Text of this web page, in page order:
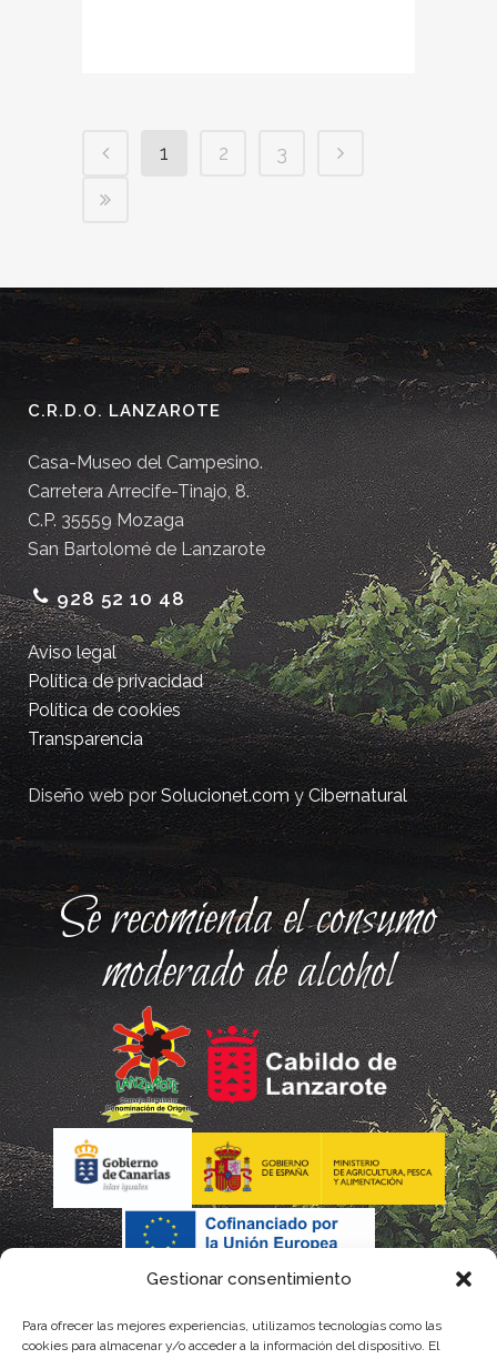
Gestionar consentimiento
Para ofrecer las mejores experiencias, utilizamos tecnologías como las
cookies para almacenar y/o acceder a la información del dispositivo. El
1 2 3
C.R.D.O. LANZAROTE
Casa-Museo del Campesino.
Carretera Arrecife-Tinajo, 8.
C.P. 35559 Mozaga
San Bartolomé de Lanzarote
928 52 10 48
Aviso legal
Política de privacidad
Política de cookies
Transparencia
Diseño web porSolucionet.comyCibernatural
Se recomienda el consumo
moderado de alcohol